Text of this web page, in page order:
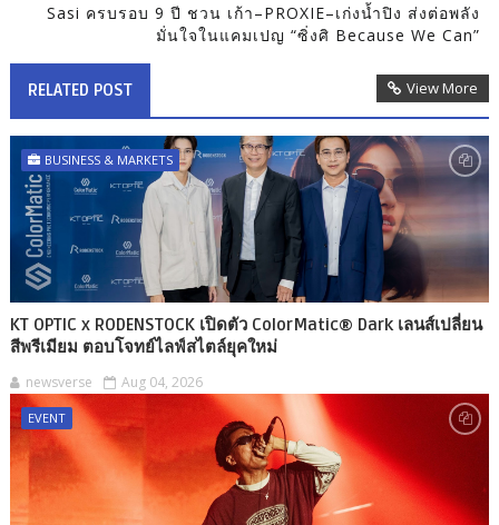
Sasi ครบรอบ 9 ปี ชวน เก้า–PROXIE–เก่งน้ำปิง ส่งต่อพลัง
มั่นใจในแคมเปญ “ซิ่งศิ Because We Can”
RELATED POST View More
BUSINESS & MARKETS
KT OPTIC x RODENSTOCK เปิดตัว ColorMatic® Dark เลนส์เปลี่ยน
สีพรีเมียม ตอบโจทย์ไลฟ์สไตล์ยุคใหม่
newsverse Aug 04, 2026
EVENT